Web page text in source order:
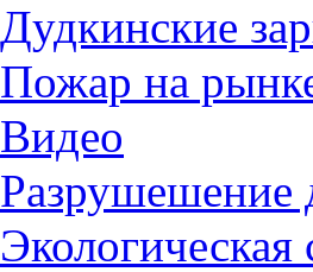
Дудкинские
Пожар на
Видео
Разрушешение
Экологическая